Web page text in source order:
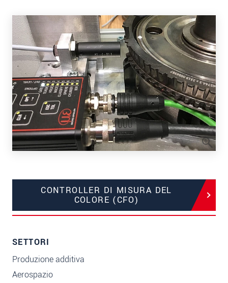
CONTROLLER DI MISURA DEL
COLORE (CFO)
SETTORI
Produzione additiva
Aerospazio